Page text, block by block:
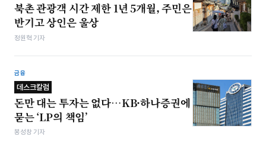
북촌 관광객 시간 제한 1년 5개월, 주민은
반기고 상인은 울상
정원혁 기자
금융
데스크칼럼
돈만 대는 투자는 없다…KB·하나증권에
묻는 ‘LP의 책임’
봉성창 기자